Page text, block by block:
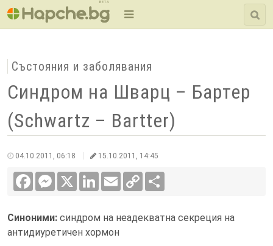
BETA
Състояния и заболявания
Синдром на Шварц – Бартер
(Schwartz – Bartter)
04.10.2011, 06:18 15.10.2011, 14:45
FacebookMessenger LinkedInEmail
Copy
Link
Синоними: синдром на неадекватна секреция на
антидиуретичен хормон